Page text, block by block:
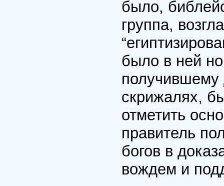
было,
группа,
было в ней
получившему
скрижалях,
отметить
правитель
богов в
вождем и